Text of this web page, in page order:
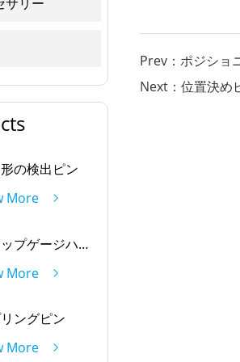
の検出ピン
More
ストップゲージハンドルを通して
More
ングピン
More
Prev：ポジショ
Next：位置決め